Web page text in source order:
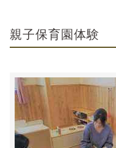
親子保育園体験